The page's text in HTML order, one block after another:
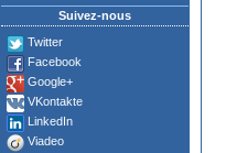
Suivez-nous
Twitter
Facebook
Google+
VKontakte
LinkedIn
Viadeo